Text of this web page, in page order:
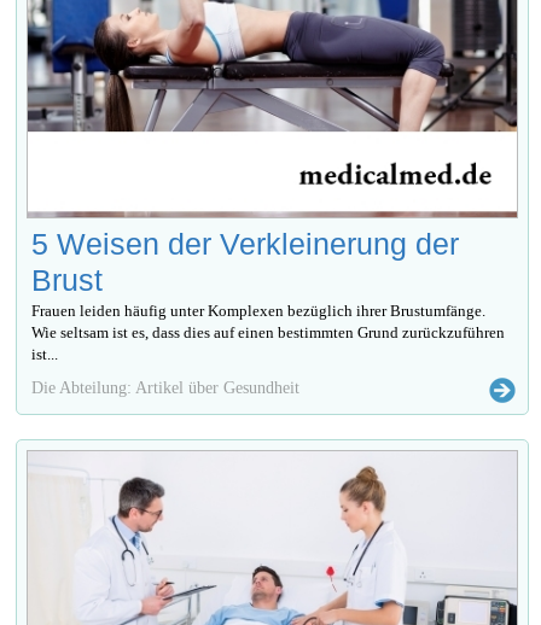
5 Weisen der Verkleinerung der
Brust
Frauen leiden häufig unter Komplexen bezüglich ihrer Brustumfänge.
Wie seltsam ist es, dass dies auf einen bestimmten Grund zurückzuführen
ist...
Die Abteilung: Artikel über Gesundheit